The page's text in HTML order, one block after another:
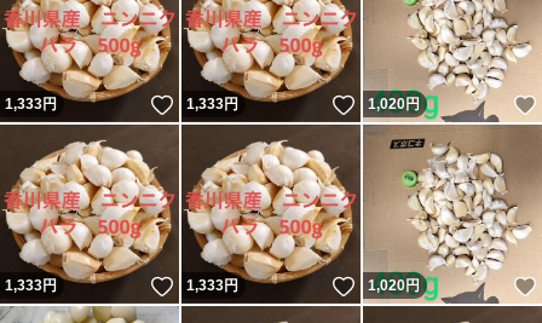
1,333円 いいね！
1,333円 いいね！
1,020円
1,333円 いいね！
1,333円 いいね！
1,020円